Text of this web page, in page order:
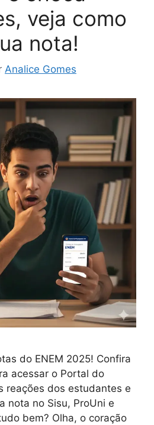
veja como
nota!
Analice Gomes
do ENEM 2025! Confira
acessar o Portal do
reações dos estudantes e
nota no Sisu, ProUni e
bem? Olha, o coração